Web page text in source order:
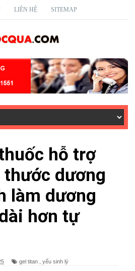
LIÊN HỆ SITEMAP
hỗ trợ
dương
làm dương
hơn tự
gel titan yếu sinh lý